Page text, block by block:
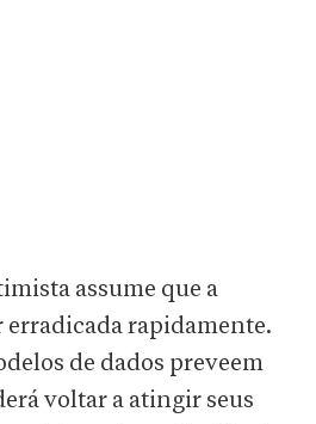
assume que a
erradicada rapidamente.
de dados preveem
voltar a atingir seus